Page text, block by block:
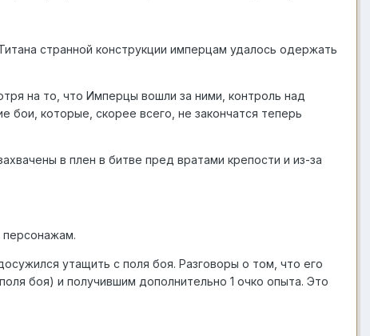
странной конструкции имперцам удалось одержать
на то, что Имперцы вошли за ними, контроль над
бои, которые, скорее всего, не закончатся теперь
в плен в битве пред вратами крепости и из-за
персонажам.
утащить с поля боя. Разговоры о том, что его
боя) и получившим дополнительно 1 очко опыта. Это